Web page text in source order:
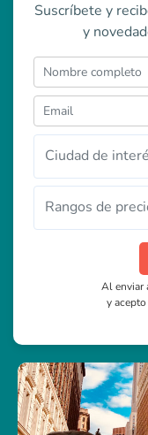
Suscríbete y
y
Ciudad de
Rangos de
Al enviar
y